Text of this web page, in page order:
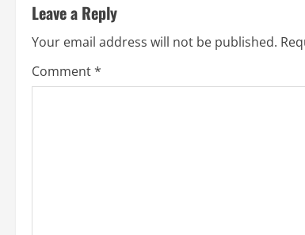
n
a
v
Leave a Reply
Your email address will not be published.
Comment*